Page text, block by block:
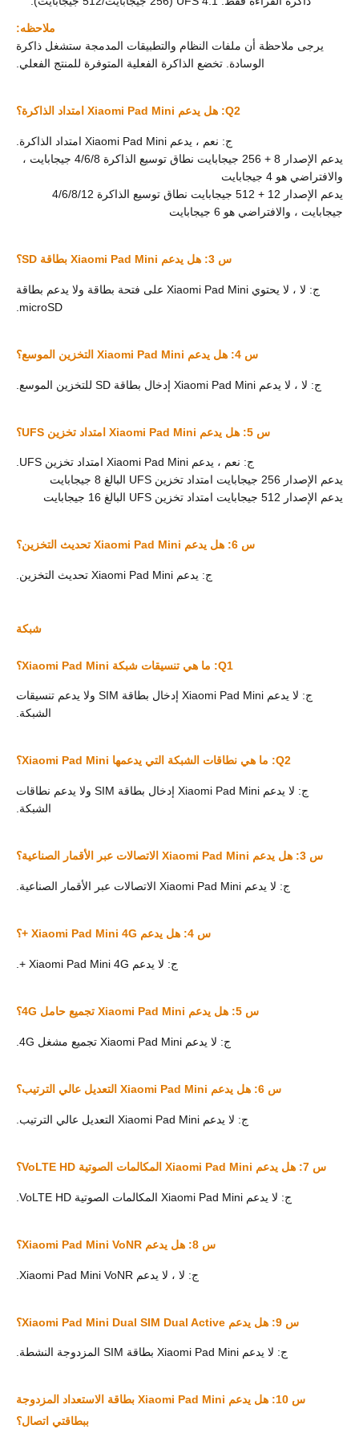
ملاحظه:
يرجى ملاحظة أن ملفات النظام والتطبيقات المدمجة ستشغل ذاكرة
الوسادة. تخضع الذاكرة الفعلية المتوفرة للمنتج الفعلي.
Q2: هل يدعم Xiaomi Pad Mini امتداد الذاكرة؟
ج: نعم ، يدعم Xiaomi Pad Mini امتداد الذاكرة.
يدعم الإصدار 8 + 256 جيجابايت نطاق توسيع الذاكرة 4/6/8 جيجابايت ،
والافتراضي هو 4 جيجابايت
يدعم الإصدار 12 + 512 جيجابايت نطاق توسيع الذاكرة 4/6/8/12
جيجابايت ، والافتراضي هو 6 جيجابايت
س 3: هل يدعم Xiaomi Pad Mini بطاقة SD؟
ج: لا ، لا يحتوي Xiaomi Pad Mini على فتحة بطاقة ولا يدعم بطاقة
microSD.
س 4: هل يدعم Xiaomi Pad Mini التخزين الموسع؟
ج: لا ، لا يدعم Xiaomi Pad Mini إدخال بطاقة SD للتخزين الموسع.
س 5: هل يدعم Xiaomi Pad Mini امتداد تخزين UFS؟
ج: نعم ، يدعم Xiaomi Pad Mini امتداد تخزين UFS.
يدعم الإصدار 256 جيجابايت امتداد تخزين UFS البالغ 8 جيجابايت
يدعم الإصدار 512 جيجابايت امتداد تخزين UFS البالغ 16 جيجابايت
س 6: هل يدعم Xiaomi Pad Mini تحديث التخزين؟
ج: يدعم Xiaomi Pad Mini تحديث التخزين.
شبكة
Q1: ما هي تنسيقات شبكة Xiaomi Pad Mini؟
ج: لا يدعم Xiaomi Pad Mini إدخال بطاقة SIM ولا يدعم تنسيقات
الشبكة.
Q2: ما هي نطاقات الشبكة التي يدعمها Xiaomi Pad Mini؟
ج: لا يدعم Xiaomi Pad Mini إدخال بطاقة SIM ولا يدعم نطاقات
الشبكة.
س 3: هل يدعم Xiaomi Pad Mini الاتصالات عبر الأقمار الصناعية؟
ج: لا يدعم Xiaomi Pad Mini الاتصالات عبر الأقمار الصناعية.
س 4: هل يدعم Xiaomi Pad Mini 4G +؟
ج: لا يدعم Xiaomi Pad Mini 4G +.
س 5: هل يدعم Xiaomi Pad Mini تجميع حامل 4G؟
ج: لا يدعم Xiaomi Pad Mini تجميع مشغل 4G.
س 6: هل يدعم Xiaomi Pad Mini التعديل عالي الترتيب؟
ج: لا يدعم Xiaomi Pad Mini التعديل عالي الترتيب.
س 7: هل يدعم Xiaomi Pad Mini المكالمات الصوتية VoLTE HD؟
ج: لا يدعم Xiaomi Pad Mini المكالمات الصوتية VoLTE HD.
س 8: هل يدعم Xiaomi Pad Mini VoNR؟
ج: لا ، لا يدعم Xiaomi Pad Mini VoNR.
س 9: هل يدعم Xiaomi Pad Mini Dual SIM Dual Active؟
ج: لا يدعم Xiaomi Pad Mini بطاقة SIM المزدوجة النشطة.
س 10: هل يدعم Xiaomi Pad Mini بطاقة الاستعداد المزدوجة
ببطاقتي اتصال؟